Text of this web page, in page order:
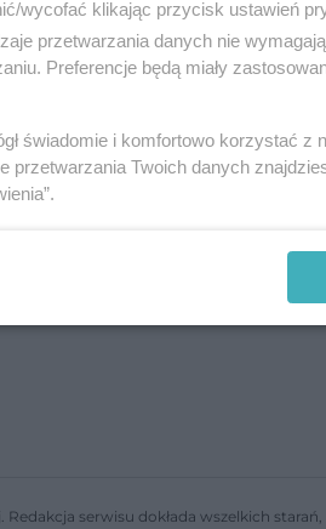
ektomorfika. Jaka dieta
zwiększy masę?
bazować na produktach wysokiej
serwisu dokłada wszelkich
wycofać klikając przycisk ustawień
przetwarzania danych nie
Preferencje będą miały
świadomie i komfortowo korzystać z
przetwarzania Twoich danych